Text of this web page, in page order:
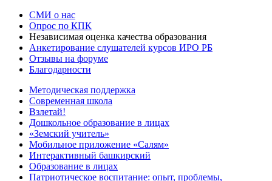
СМИ о нас
Опрос по КПК
Независимая оценка качества образования
Анкетирование слушателей курсов ИРО РБ
Отзывы на форуме
Благодарности
Методическая поддержка
Современная школа
Взлетай!
Дошкольное образование в лицах
«Земский учитель»
Мобильное приложение «Салям»
Интерактивный башкирский
Образование в лицах
Патриотическое воспитание: опыт, проблемы,